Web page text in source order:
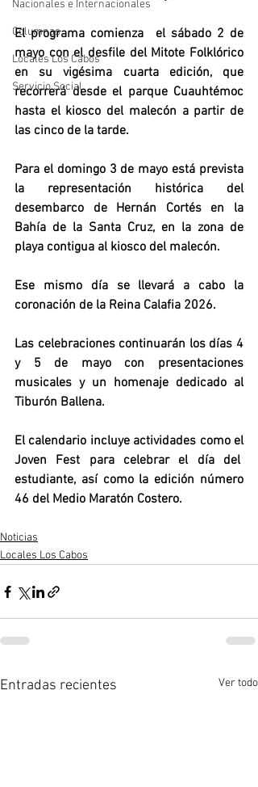
Nacionales e Internacionales
Columnas
Locales Los Cabos
Servicio Social
El programa comienza  el sábado 2 de
mayo con el desfile del Mitote Folklórico
en su vigésima cuarta edición, que
recorrerá desde el parque Cuauhtémoc
hasta el kiosco del malecón a partir de
las cinco de la tarde.
Para el domingo 3 de mayo está prevista
la representación histórica del
desembarco de Hernán Cortés en la
Bahía de la Santa Cruz, en la zona de
playa contigua al kiosco del malecón.
Ese mismo día se llevará a cabo la
coronación de la Reina Calafia 2026.
Las celebraciones continuarán los días 4
y 5 de mayo con presentaciones
musicales y un homenaje dedicado al
Tiburón Ballena.
El calendario incluye actividades como el
Joven Fest para celebrar el día del
estudiante, así como la edición número
46 del Medio Maratón Costero.
Noticias
Locales Los Cabos
Entradas recientes Ver todo